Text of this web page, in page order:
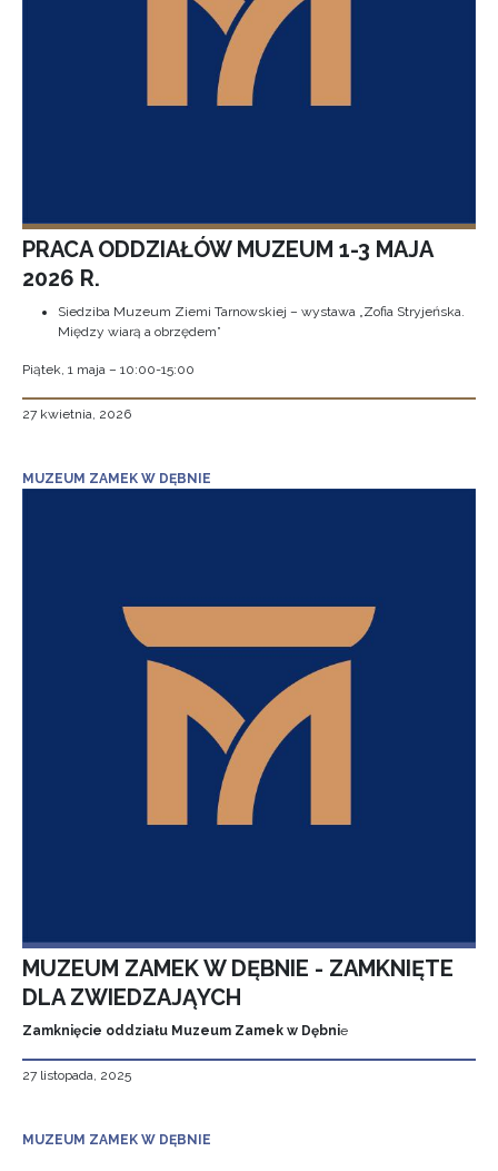
PRACA ODDZIAŁÓW MUZEUM 1-3 MAJA
2026 R.
Siedziba Muzeum Ziemi Tarnowskiej – wystawa „Zofia Stryjeńska.
Między wiarą a obrzędem”
Piątek, 1 maja – 10:00-15:00
27 kwietnia, 2026
MUZEUM ZAMEK W DĘBNIE
MUZEUM ZAMEK W DĘBNIE - ZAMKNIĘTE
DLA ZWIEDZAJĄYCH
Zamknięcie oddziału Muzeum Zamek w Dębnie
27 listopada, 2025
MUZEUM ZAMEK W DĘBNIE